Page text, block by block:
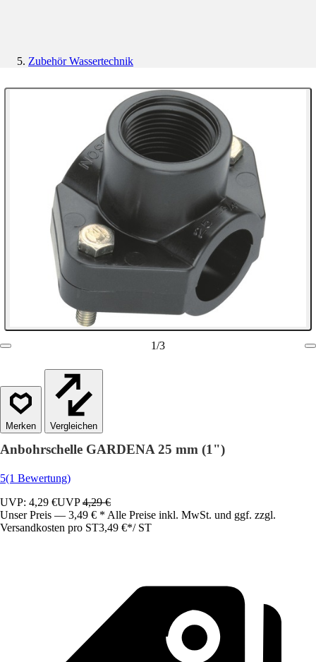
Zubehör Wassertechnik
1/3
Vergleichen
Anbohrschelle GARDENA 25 mm (1")
5(1 Bewertung)
UVP: 4,29 €UVP4,29 €
Unser Preis — 3,49 € * Alle Preise inkl. MwSt. und ggf. zzgl.
Versandkosten pro ST3,49 €*/ ST